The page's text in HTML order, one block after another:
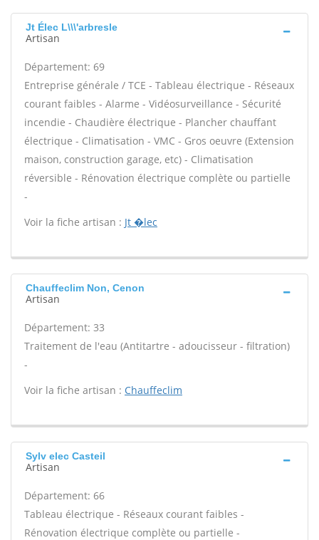
Jt Élec L\\\'arbresle
Artisan
Département: 69
Entreprise générale / TCE - Tableau électrique - Réseaux
courant faibles - Alarme - Vidéosurveillance - Sécurité
incendie - Chaudière électrique - Plancher chauffant
électrique - Climatisation - VMC - Gros oeuvre (Extension
maison, construction garage, etc) - Climatisation
réversible - Rénovation électrique complète ou partielle
-
Voir la fiche artisan : Jt �lec
Chauffeclim Non, Cenon
Artisan
Département: 33
Traitement de l'eau (Antitartre - adoucisseur - filtration)
-
Voir la fiche artisan : Chauffeclim
Sylv elec Casteil
Artisan
Département: 66
Tableau électrique - Réseaux courant faibles -
Rénovation électrique complète ou partielle -